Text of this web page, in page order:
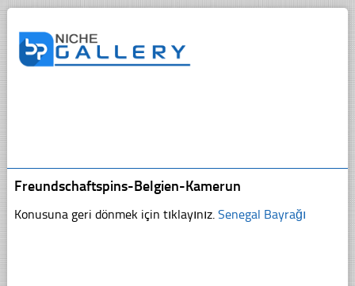
Freundschaftspins-Belgien-Kamerun
Konusuna geri dönmek için tıklayınız. Senegal Bayrağı